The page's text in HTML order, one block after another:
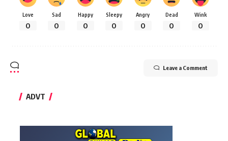
Love
0
Sad
0
Happy
0
Sleepy
0
Angry
0
Dead
0
Wink
0
Leave a Comment
ADVT